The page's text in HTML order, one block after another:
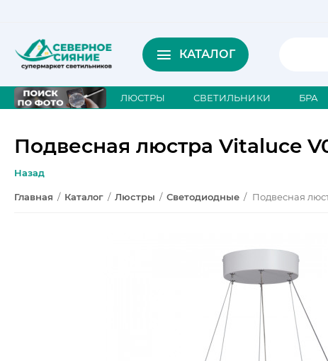
КАТАЛОГ
ЛЮСТРЫ СВЕТИЛЬНИКИ БРА
Подвесная люстра Vitaluce
Назад
Главная / Каталог / Люстры / Светодиодные / Подвесная